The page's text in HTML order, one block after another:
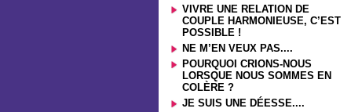
VIVRE UNE RELATION DE
COUPLE HARMONIEUSE, C’EST
POSSIBLE !
NE M’EN VEUX PAS....
POURQUOI CRIONS-NOUS
LORSQUE NOUS SOMMES EN
COLÈRE ?
JE SUIS UNE DÉESSE....